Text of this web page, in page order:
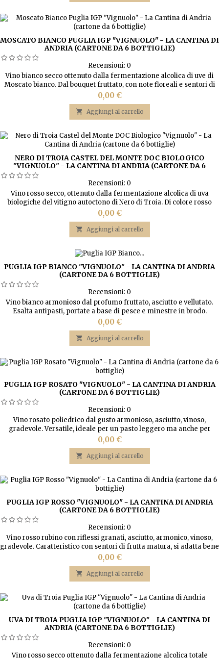
MOSCATO BIANCO PUGLIA IGP "VIGNUOLO" - LA CANTINA DI
ANDRIA (CARTONE DA 6 BOTTIGLIE)
Recensioni: 0
Vino bianco secco ottenuto dalla fermentazione alcolica di uve di
Moscato bianco. Dal bouquet fruttato, con note floreali e sentori di
gelsomino e pesca bianca. Aromatico e ben strutturato. Eccellente
con stuzzichini e piatti estivi.
Prezzo
0,00 €
 Aggiungi al carrello
NERO DI TROIA CASTEL DEL MONTE DOC BIOLOGICO
"VIGNUOLO" - LA CANTINA DI ANDRIA (CARTONE DA 6
Recensioni: 0
Vino rosso secco, ottenuto dalla fermentazione alcolica di uva
biologiche del vitigno autoctono di Nero di Troia. Di colore rosso
rubino con sfumature granata, armonioso, piacevole con sentori di
frutta matura e ribes. Ottimo con pasta, carni rosse e formaggi
stagionati.
Prezzo
0,00 €
 Aggiungi al carrello
PUGLIA IGP BIANCO "VIGNUOLO" - LA CANTINA DI ANDRIA
(CARTONE DA 6 BOTTIGLIE)
Recensioni: 0
Vino bianco armonioso dal profumo fruttato, asciutto e vellutato.
Esalta antipasti, portate a base di pesce e minestre in brodo.
Prezzo
0,00 €
 Aggiungi al carrello
PUGLIA IGP ROSATO "VIGNUOLO" - LA CANTINA DI ANDRIA
(CARTONE DA 6 BOTTIGLIE)
Recensioni: 0
Vino rosato poliedrico dal gusto armonioso, asciutto, vinoso,
gradevole. Versatile, ideale per un pasto leggero ma anche per
pasti più complessi.
Prezzo
0,00 €
 Aggiungi al carrello
PUGLIA IGP ROSSO "VIGNUOLO" - LA CANTINA DI ANDRIA
(CARTONE DA 6 BOTTIGLIE)
Recensioni: 0
Vino rosso rubino con riflessi granati, asciutto, armonico, vinoso,
gradevole. Caratteristico con sentori di frutta matura, si adatta bene
a piatti di pasta, carni rosse, selvaggina e formaggi stagionati.
Prezzo
0,00 €
 Aggiungi al carrello
UVA DI TROIA PUGLIA IGP "VIGNUOLO" - LA CANTINA DI
ANDRIA (CARTONE DA 6 BOTTIGLIE)
Recensioni: 0
Vino rosso secco ottenuto dalla fermentazione alcolica totale